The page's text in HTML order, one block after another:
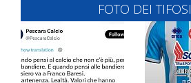
FOTO DEI TIFOSI